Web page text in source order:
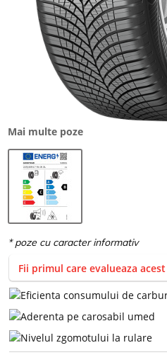
Mai multe poze
Fii primul care evalueaza